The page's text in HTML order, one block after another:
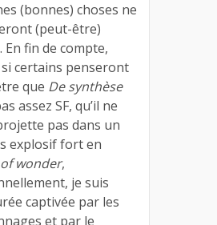
(bonnes) choses ne
(peut-être)
En fin de compte,
si certains penseront
que De synthèse
assez SF, qu’il ne
pas dans un
explosif fort en
wonder,
je suis
captivée par les
et par le